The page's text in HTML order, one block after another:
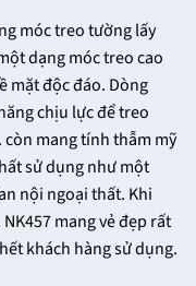
móc treo tường lấy
dạng móc treo cao
mặt độc đáo. Dòng
chịu lực để treo
mang tính thẫm mỹ
sử dụng như một
nội ngoại thất. Khi
mang vẻ đẹp rất
khách hàng sử dụng.